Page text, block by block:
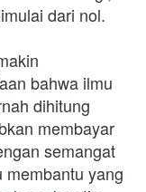
dari nol.
bahwa ilmu
dihitung
membayar
semangat
yang